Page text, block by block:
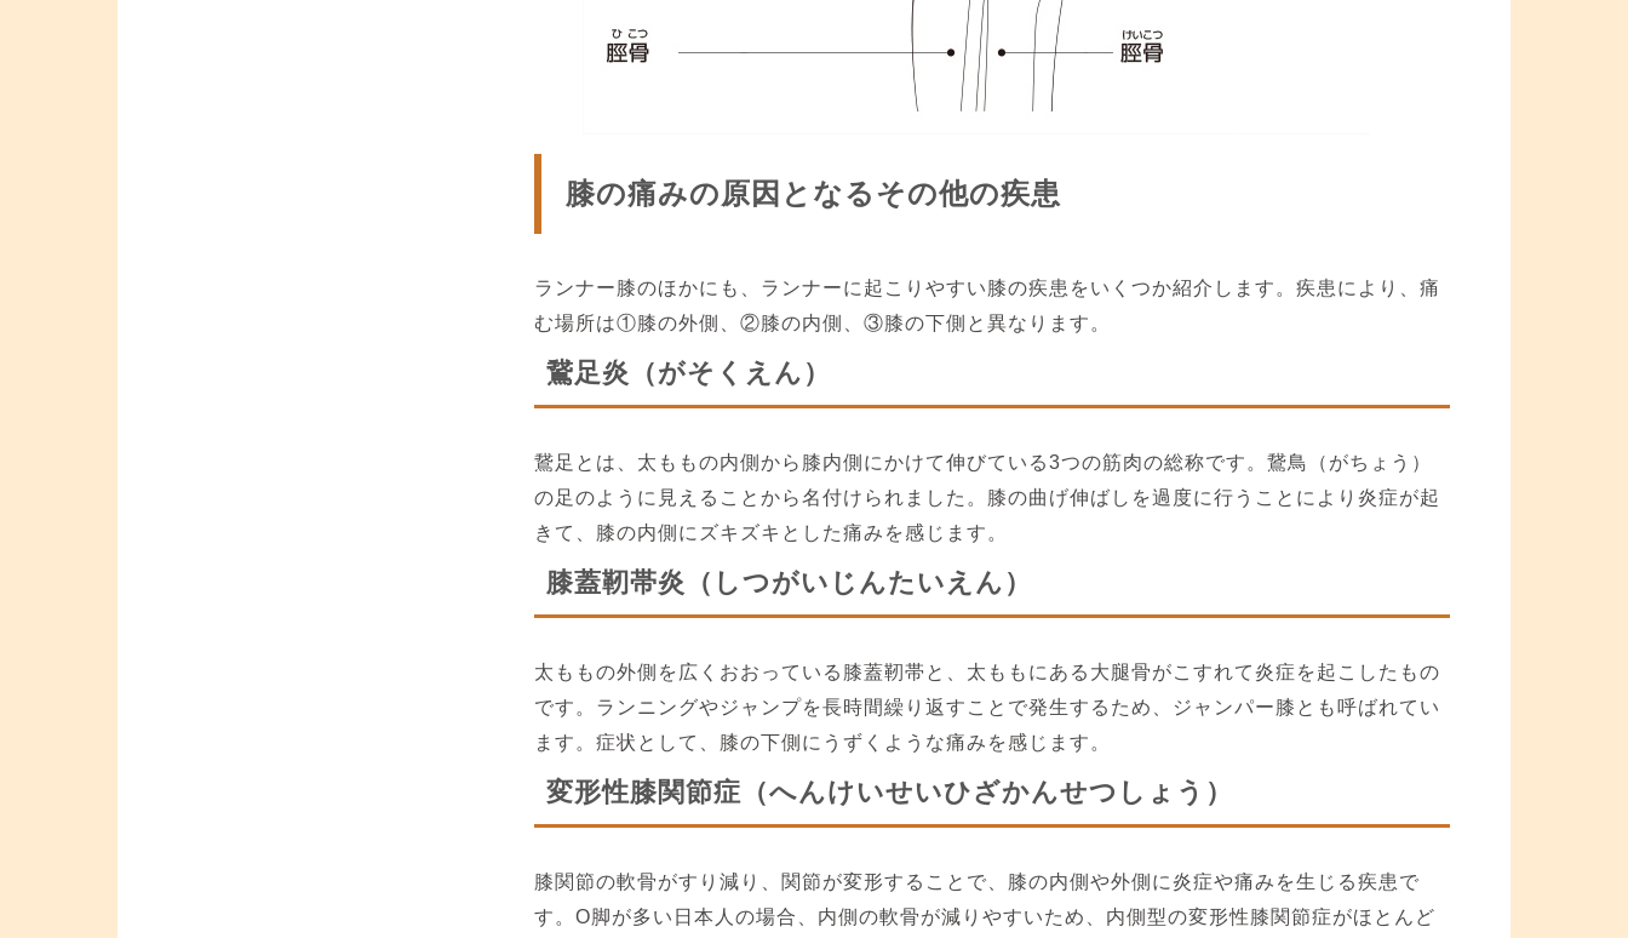
膝の痛みの原因となるその他の疾患
ランナー膝のほかにも、ランナーに起こりやすい膝の疾患をいくつか紹介します。疾患により、痛
む場所は①膝の外側、②膝の内側、③膝の下側と異なります。
鵞足炎（がそくえん）
鵞足とは、太ももの内側から膝内側にかけて伸びている3つの筋肉の総称です。鵞鳥（がちょう）
の足のように見えることから名付けられました。膝の曲げ伸ばしを過度に行うことにより炎症が起
きて、膝の内側にズキズキとした痛みを感じます。
膝蓋靭帯炎（しつがいじんたいえん）
太ももの外側を広くおおっている膝蓋靭帯と、太ももにある大腿骨がこすれて炎症を起こしたもの
です。ランニングやジャンプを長時間繰り返すことで発生するため、ジャンパー膝とも呼ばれてい
ます。症状として、膝の下側にうずくような痛みを感じます。
変形性膝関節症（へんけいせいひざかんせつしょう）
膝関節の軟骨がすり減り、関節が変形することで、膝の内側や外側に炎症や痛みを生じる疾患で
す。O脚が多い日本人の場合、内側の軟骨が減りやすいため、内側型の変形性膝関節症がほとんど